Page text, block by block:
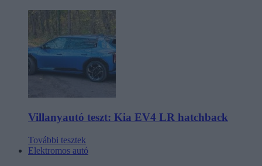
Villanyautó teszt: Kia EV4 LR hatchback
További tesztek
Elektromos autó